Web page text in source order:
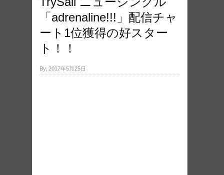
「adrenaline!!!」配信チャ
ー​ト1位獲得の好スター
ト！！
By, 2017年5月25日